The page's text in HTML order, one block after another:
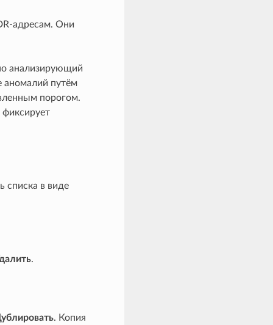
Они
анализирующий
аномалий путём
порогом.
списка в виде
.
. Копия